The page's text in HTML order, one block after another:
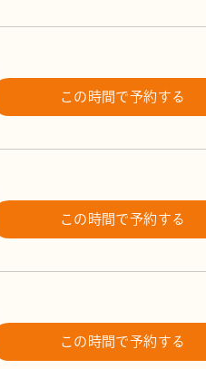
この時間で予約する
この時間で予約する
この時間で予約する